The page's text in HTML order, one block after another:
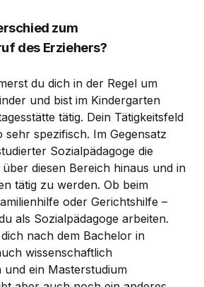
zum
des Erziehers?
du dich in der Regel um
und bist im Kindergarten
tätig. Dein Tätigkeitsfeld
sehr spezifisch. Im Gegensatz
Sozialpädagoge die
diesen Bereich hinaus und in
tätig zu werden. Ob beim
oder Gerichtshilfe –
als Sozialpädagoge arbeiten.
nach dem Bachelor in
wissenschaftlich
und ein Masterstudium